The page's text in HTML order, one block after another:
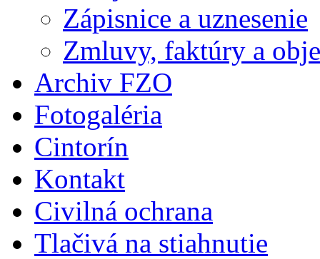
Zápisnice a uznesenie
Zmluvy, faktúry a
Archiv FZO
Fotogaléria
Cintorín
Kontakt
Civilná ochrana
Tlačivá na stiahnutie